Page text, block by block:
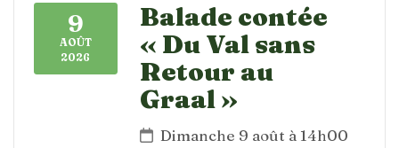
9
AOÛT
2026
Balade contée
« Du Val sans
Retour au
Graal »
Dimanche 9 août à 14h00